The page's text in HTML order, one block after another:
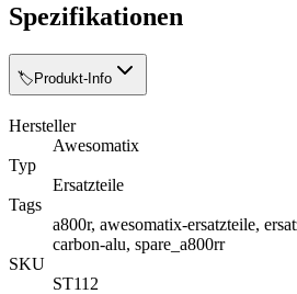
Spezifikationen
🏷️ Produkt-Info
Hersteller
Awesomatix
Typ
Ersatzteile
Tags
a800r, awesomatix-ersatzteile,
carbon-alu, spare_a800rr
SKU
ST112